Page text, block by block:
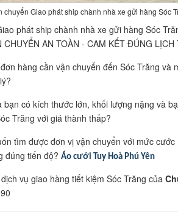
chuyển Giao phát ship chành nhà xe gửi hàng Sóc
phát ship chành nhà xe gửi hàng Sóc
CHUYỂN AN TOÀN - CAM KẾT ĐÚNG LỊCH
hàng cần vận chuyển đến Sóc Trăng và
bạn có kích thước lớn, khối lượng nặng và
Trăng với giá thành thấp?
tìm được đơn vị vận chuyển với mức
đúng tiến độ? Áo cưới Tuy Hoà Phú Yên
vụ giao hàng tiết kiệm Sóc Trăng của